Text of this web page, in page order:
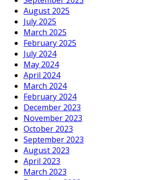
August 2025
July 2025
March 2025
February 2025
July 2024
May 2024
April 2024
March 2024
February 2024
December 2023
November 2023
October 2023
September 2023
August 2023
April 2023
March 2023